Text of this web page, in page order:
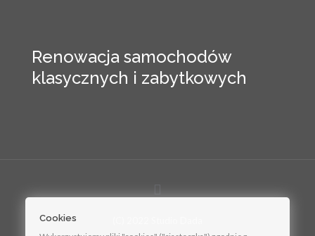
Renowacja samochodów
klasycznych i zabytkowych
Cookies